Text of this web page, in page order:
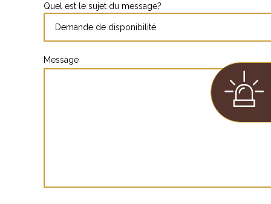
Quel est le sujet du message?
Message